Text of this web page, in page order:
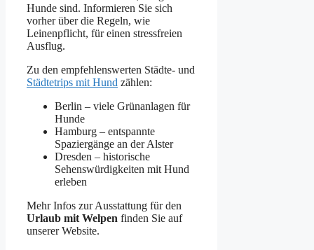
Hunde sind. Informieren Sie sich
vorher über die Regeln, wie
Leinenpflicht, für einen stressfreien
Ausflug.
Zu den empfehlenswerten Städte- und
Städtetrips mit Hund zählen:
Berlin – viele Grünanlagen für
Hunde
Hamburg – entspannte
Spaziergänge an der Alster
Dresden – historische
Sehenswürdigkeiten mit Hund
erleben
Mehr Infos zur Ausstattung für den
Urlaub mit Welpen finden Sie auf
unserer Website.